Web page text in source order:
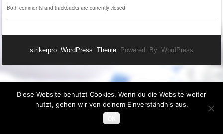
Both comments and trackbacks are currently closed.
strikerpro WordPress Theme Powered By WordPress
Diese Website benutzt Cookies. Wenn du die Website weiter
nutzt, gehen wir von deinem Einverständnis aus.